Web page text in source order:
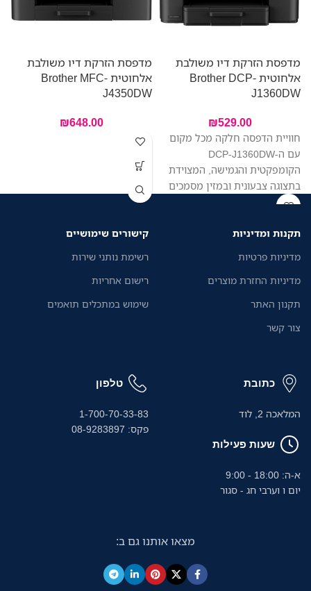
מדפסת הזרקת דיו משולבת
אלחוטית Brother DCP-
J1360DW
₪529.00
חוויית הדפסה חלקה מכל מקום
עם ה-DCP-J1360DW
הקומפקטית והגמישה, המצוידת
בתצוגה צבעונית ובמזין מסמכים
אוטומטי לנוחות מקסימלית.
ממכשיר אחד. צילום וסריקה של
להדפיס מהמחשב הנייד או
בקלות.
מדפסת הזרקת דיו משולבת
אלחוטית Brother MFC-
J4350DW
₪648.00
תקנות ומדיניות
מדיניות פרטיות
מדיניות החזרת מוצרים
תקנון האתר
צור קשר
קישורים שימושיים
רשימת נותני שירות
רישום אחריות
שימוש במתכלים תואמים
כתובת
המלאכה 2, לוד
שעות פעילות
א-ה: 18:00 - 9:00
יום ו וערבי חג - סגור
טלפון
1-700-70-33-83
פקס: 08-9283897
מצאו אותנו גם ב: